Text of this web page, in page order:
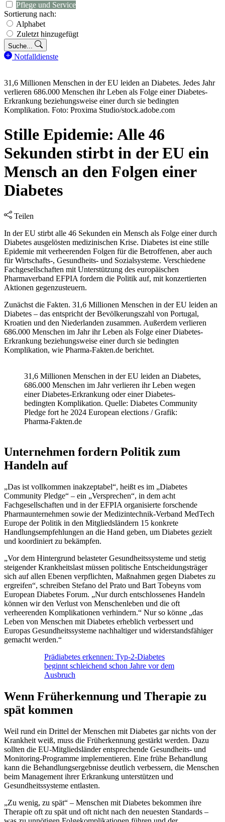
Pflege und Service
Sortierung nach:
Alphabet
Zuletzt hinzugefügt
Suche...
Notfalldienste
31,6 Millionen Menschen in der EU leiden an Diabetes. Jedes Jahr
verlieren 686.000 Menschen ihr Leben als Folge einer Diabetes-
Erkrankung beziehungsweise einer durch sie bedingten
Komplikation. Foto: Proxima Studio/stock.adobe.com
Stille Epidemie: Alle 46
Sekunden stirbt in der EU ein
Mensch an den Folgen einer
Diabetes
Teilen
In der EU stirbt alle 46 Sekunden ein Mensch als Folge einer durch
Diabetes ausgelösten medizinischen Krise. Diabetes ist eine stille
Epidemie mit verheerenden Folgen für die Betroffenen, aber auch
für Wirtschafts-, Gesundheits- und Sozialsysteme. Verschiedene
Fachgesellschaften mit Unterstützung des europäischen
Pharmaverband EFPIA fordern die Politik auf, mit konzertierten
Aktionen gegenzusteuern.
Zunächst die Fakten. 31,6 Millionen Menschen in der EU leiden an
Diabetes – das entspricht der Bevölkerungszahl von Portugal,
Kroatien und den Niederlanden zusammen. Außerdem verlieren
686.000 Menschen im Jahr ihr Leben als Folge einer Diabetes-
Erkrankung beziehungsweise einer durch sie bedingten
Komplikation, wie Pharma-Fakten.de berichtet.
31,6 Millionen Menschen in der EU leiden an Diabetes,
686.000 Menschen im Jahr verlieren ihr Leben wegen
einer Diabetes-Erkrankung oder einer Diabetes-
bedingten Komplikation. Quelle: Diabetes Community
Pledge fort he 2024 European elections / Grafik:
Pharma-Fakten.de
Unternehmen fordern Politik zum
Handeln auf
„Das ist vollkommen inakzeptabel“, heißt es im „Diabetes
Community Pledge“ – ein „Versprechen“, in dem acht
Fachgesellschaften und in der EFPIA organisierte forschende
Pharmaunternehmen sowie der Medizintechnik-Verband MedTech
Europe der Politik in den Mitgliedsländern 15 konkrete
Handlungsempfehlungen an die Hand geben, um Diabetes gezielt
und koordiniert zu bekämpfen.
„Vor dem Hintergrund belasteter Gesundheitssysteme und stetig
steigender Krankheitslast müssen politische Entscheidungsträger
sich auf allen Ebenen verpflichten, Maßnahmen gegen Diabetes zu
ergreifen“, schreiben Stefano del Prato und Bart Tobeyns vom
European Diabetes Forum. „Nur durch entschlossenes Handeln
können wir den Verlust von Menschenleben und die oft
verheerenden Komplikationen verhindern.“ Nur so könne „das
Leben von Menschen mit Diabetes erheblich verbessert und
Europas Gesundheitssysteme nachhaltiger und widerstandsfähiger
gemacht werden.“
Prädiabetes erkennen: Typ-2-Diabetes
beginnt schleichend schon Jahre vor dem
Ausbruch
Wenn Früherkennung und Therapie zu
spät kommen
Weil rund ein Drittel der Menschen mit Diabetes gar nichts von der
Krankheit weiß, muss die Früherkennung gestärkt werden. Dazu
sollten die EU-Mitgliedsländer entsprechende Gesundheits- und
Monitoring-Programme implementieren. Eine frühe Behandlung
kann die Behandlungsergebnisse deutlich verbessern, die Menschen
beim Management ihrer Erkrankung unterstützen und
Gesundheitssysteme entlasten.
„Zu wenig, zu spät“ – Menschen mit Diabetes bekommen ihre
Therapie oft zu spät und oft nicht nach den neuesten Standards –